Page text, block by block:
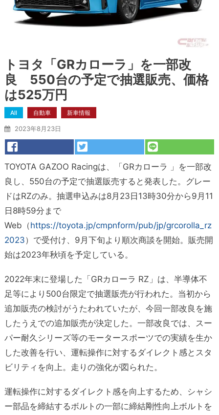
トヨタ「GRカローラ」を一部改
良 550台の予定で抽選販売、価格
は525万円
All 自動車 新車情報
2023年8月23日
TOYOTA GAZOO Racingは、「GRカローラ 」を一部改
良し、550台の予定で抽選販売すると発表した。グレー
ドはRZのみ。抽選申込みは8月23日13時30分から9月11
日8時59分まで
Web（https://toyota.jp/cmpnform/pub/jp/grcorolla_rz
2023）で受付け、9月下旬より順次商談を開始。販売開
始は2023年秋頃を予定している。
2022年末に登場した「GRカローラ RZ」は、半導体不
足等により500台限定で抽選販売が行われた。当初から
追加販売の検討がうたわれていたが、今回一部改良を施
したうえでの追加販売が決定した。一部改良では、スー
パー耐久シリーズ等のモータースポーツでの実績を生か
した改善を行い、運転操作に対するダイレクト感とスタ
ビリティを向上。走りの強化が図られた。
運転操作に対するダイレクト感を向上するため、シャシ
ー部品を締結するボルトの一部に締結剛性向上ボルトを